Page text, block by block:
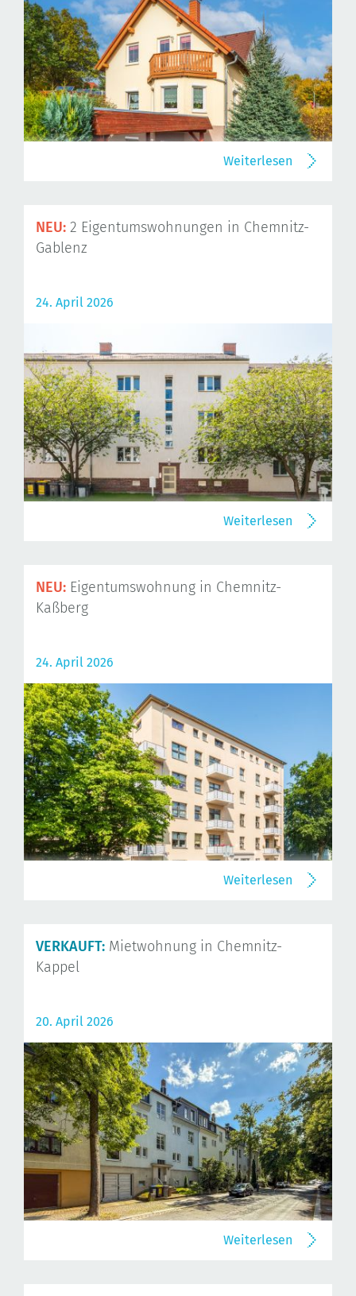
Weiterlesen
NEU: 2 Eigentumswohnungen in Chemnitz-
Gablenz
24. April 2026
Weiterlesen
NEU: Eigentumswohnung in Chemnitz-
Kaßberg
24. April 2026
Weiterlesen
VERKAUFT: Mietwohnung in Chemnitz-
Kappel
20. April 2026
Weiterlesen